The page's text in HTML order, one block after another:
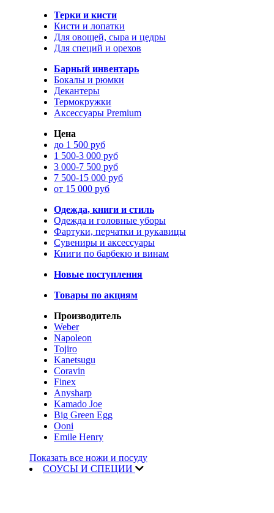
Терки и кисти
Кисти и лопатки
Для овощей, сыра и цедры
Для специй и орехов
Барный инвентарь
Бокалы и рюмки
Декантеры
Термокружки
Аксессуары Premium
Цена
до 1 500 руб
1 500-3 000 руб
3 000-7 500 руб
7 500-15 000 руб
от 15 000 руб
Одежда, книги и стиль
Одежда и головные уборы
Фартуки, перчатки и рукавицы
Сувениры и аксессуары
Книги по барбекю и винам
Новые поступления
Товары по акциям
Производитель
Weber
Napoleon
Tojiro
Kanetsugu
Coravin
Finex
Anysharp
Kamado Joe
Big Green Egg
Ooni
Emile Henry
Показать все ножи и посуду
СОУСЫ И СПЕЦИИ